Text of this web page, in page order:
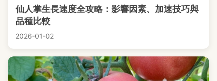
仙人掌生長速度全攻略：影響因素、加速技巧與
品種比較
2026-01-02